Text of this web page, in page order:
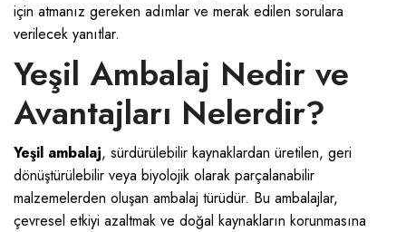
için atmanız gereken adımlar ve merak edilen sorulara
verilecek yanıtlar.
Yeşil Ambalaj Nedir ve
Avantajları Nelerdir?
Yeşil ambalaj, sürdürülebilir kaynaklardan üretilen, geri
dönüştürülebilir veya biyolojik olarak parçalanabilir
malzemelerden oluşan ambalaj türüdür. Bu ambalajlar,
çevresel etkiyi azaltmak ve doğal kaynakların korunmasına